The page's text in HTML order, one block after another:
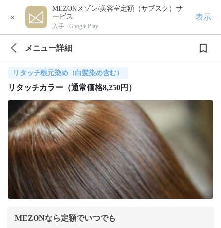
×
MEZONメゾン/美容室定額（サブスク）サ
ービス
入手 - Google Play
表示
メニュー詳細
リタッチ根元染め（白髪染め含む）
リタッチカラー（通常価格8,250円）
MEZONなら定額でいつでも